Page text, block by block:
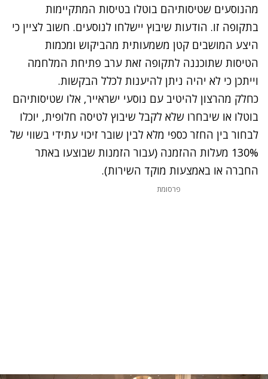
מהנוסעים שטיסותיהם בוטלו בטיסות המתקיימות
בתקופה זו. הודעות שיבוץ יישלחו לנוסעים. חשוב לציין כי
היצע המושבים קטן משמעותית מהביקוש ומכמות
הטיסות שתוכננה לתקופה זאת ערב פתיחת המלחמה
וייתכן כי לא יהיה ניתן להיענות לכלל הבקשות.
כחלק מהרצון להיטיב עם נוסעי ישראייר, אלו שטיסותיהם
בוטלו או שיבחרו שלא לקבל שיבוץ לטיסה חלופית, יוכלו
לבחור בין החזר כספי מלא לבין שובר זיכוי עתידי בשווי של
130% מעלות ההזמנה (עבור הזמנות שבוצעו באתר
החברה או באמצעות מוקד השירות).
פרסומת